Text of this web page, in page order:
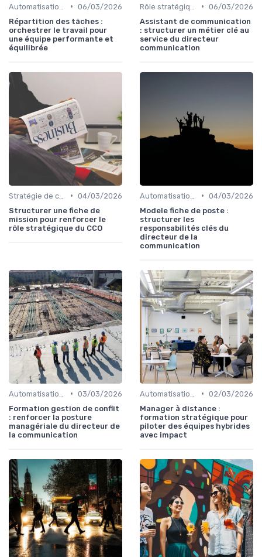
• 06/03/2026
Répartition des tâches :
orchestrer le travail pour
une équipe performante et
équilibrée
• 06/03/2026
Assistant de communication
: structurer un métier clé au
service du directeur
communication
• 04/03/2026
Structurer une fiche de
mission pour renforcer le
rôle stratégique du CCO
• 04/03/2026
Modele fiche de poste :
structurer les
responsabilités clés du
directeur de la
communication
• 03/03/2026
Formation gestion de conflit
: renforcer la posture
managériale du directeur de
la communication
• 02/03/2026
Manager à distance :
formation stratégique pour
piloter des équipes hybrides
avec impact